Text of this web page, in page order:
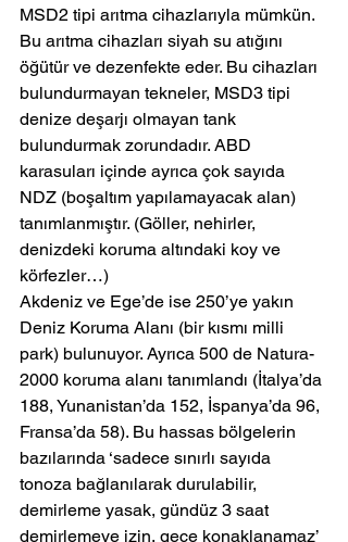
MSD2 tipi arıtma cihazlarıyla mümkün.
Bu arıtma cihazları siyah su atığını
öğütür ve dezenfekte eder. Bu cihazları
bulundurmayan tekneler, MSD3 tipi
denize deşarjı olmayan tank
bulundurmak zorundadır. ABD
karasuları içinde ayrıca çok sayıda
NDZ (boşaltım yapılamayacak alan)
tanımlanmıştır. (Göller, nehirler,
denizdeki koruma altındaki koy ve
körfezler…)
Akdeniz ve Ege’de ise 250’ye yakın
Deniz Koruma Alanı (bir kısmı milli
park) bulunuyor. Ayrıca 500 de Natura-
2000 koruma alanı tanımlandı (İtalya’da
188, Yunanistan’da 152, İspanya’da 96,
Fransa’da 58). Bu hassas bölgelerin
bazılarında ‘sadece sınırlı sayıda
tonoza bağlanılarak durulabilir,
demirleme yasak, gündüz 3 saat
demirlemeye izin, gece konaklanamaz’